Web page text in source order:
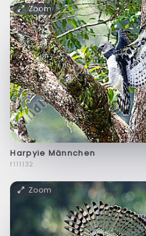
Zoom
Harpyie Männchen
f111132
Zoom